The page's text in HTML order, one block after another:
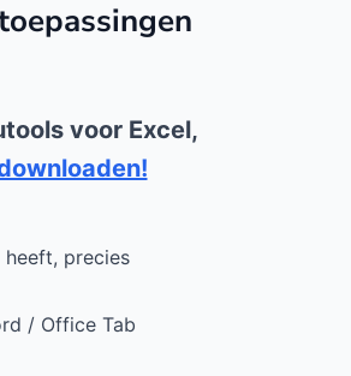
voor Excel,
precies
/ Office Tab